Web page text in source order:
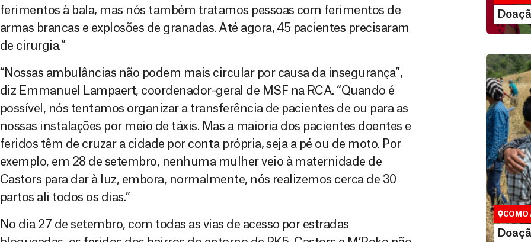
ferimentos à bala, mas nós também tratamos pessoas com ferimentos de
armas brancas e explosões de granadas. Até agora, 45 pacientes precisaram
de cirurgia.”
“Nossas ambulâncias não podem mais circular por causa da insegurança”,
diz Emmanuel Lampaert, coordenador-geral de MSF na RCA. “Quando é
possível, nós tentamos organizar a transferência de pacientes de ou para as
nossas instalações por meio de táxis. Mas a maioria dos pacientes doentes e
feridos têm de cruzar a cidade por conta própria, seja a pé ou de moto. Por
exemplo, em 28 de setembro, nenhuma mulher veio à maternidade de
Castors para dar à luz, embora, normalmente, nós realizemos cerca de 30
partos ali todos os dias.”
No dia 27 de setembro, com todas as vias de acesso por estradas
Você
maneiras,
valor que
COMO